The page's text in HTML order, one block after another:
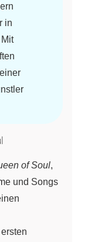
in
of Soul,
und Songs